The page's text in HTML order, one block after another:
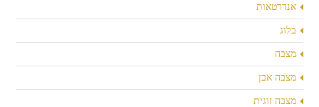
אנדרטאות
בלוג
מצבה
מצבה אבן
מצבה זוגית